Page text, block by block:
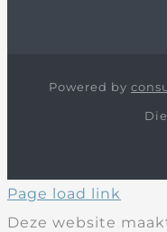
Powered by
Page load link
Deze website